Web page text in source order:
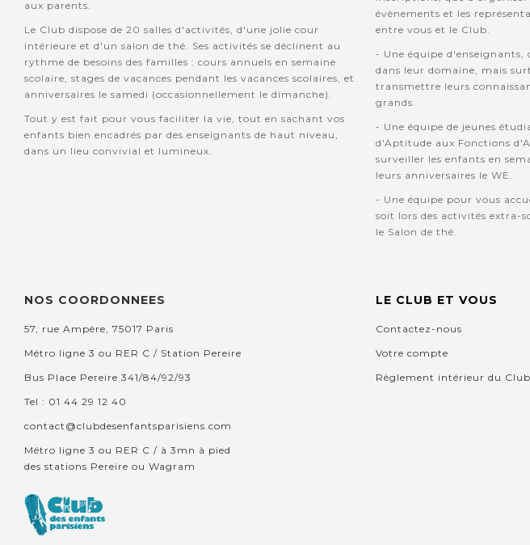
aux parents.
Le Club dispose de 20 salles d'activités, d'une jolie cour
intérieure et d'un salon de thé. Ses activités se déclinent au
rythme de besoins des familles : cours annuels en semaine
scolaire, stages de vacances pendant les vacances scolaires, et
anniversaires le samedi (occasionnellement le dimanche).
Tout y est fait pour vous faciliter la vie, tout en sachant vos
enfants bien encadrés par des enseignants de haut niveau,
dans un lieu convivial et lumineux.
évènements et les
entre vous et le Club.
- Une équipe d'enseignants,
dans leur domaine, mais
transmettre leurs
grands.
- Une équipe de jeunes
d'Aptitude aux Fonctions
surveiller les enfants en
leurs anniversaires le WE.
- Une équipe pour vous
soit lors des activités extra-
le Salon de thé.
NOS COORDONNEES
57, rue Ampère, 75017 Paris
Métro ligne 3 ou RER C / Station Pereire
Bus Place Pereire 341/84/92/93
Tel : 01 44 29 12 40
contact@clubdesenfantsparisiens.com
Métro ligne 3 ou RER C / à 3mn à pied
des stations Pereire ou Wagram
LE CLUB ET VOUS
Contactez-nous
Votre compte
Règlement intérieur du Club